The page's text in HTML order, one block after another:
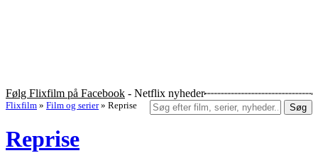
Følg Flixfilm på Facebook - Netflix nyheder
Søg
Flixfilm » Film og serier » Reprise
Reprise